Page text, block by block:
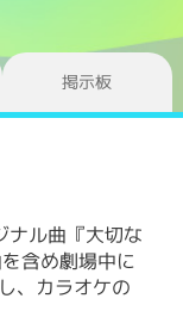
掲示板
ナル曲『大切な
含め劇場中に
、カラオケの